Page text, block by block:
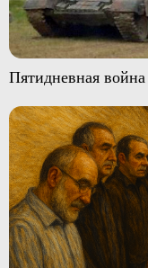
Пятидневная война